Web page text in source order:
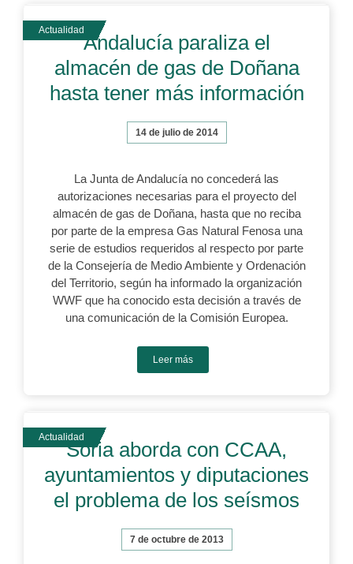
Andalucía paraliza el
almacén de gas de Doñana
hasta tener más información
14 de julio de 2014
La Junta de Andalucía no concederá las
autorizaciones necesarias para el proyecto del
almacén de gas de Doñana, hasta que no reciba
por parte de la empresa Gas Natural Fenosa una
serie de estudios requeridos al respecto por parte
de la Consejería de Medio Ambiente y Ordenación
del Territorio, según ha informado la organización
WWF que ha conocido esta decisión a través de
una comunicación de la Comisión Europea.
Leer más
Soria aborda con CCAA,
ayuntamientos y diputaciones
el problema de los seísmos
7 de octubre de 2013